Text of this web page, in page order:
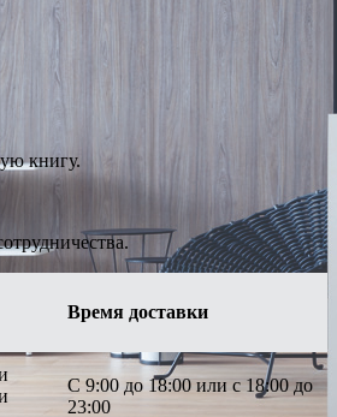
книгу.
Время доставки
С 9:00 до 18:00 или с 18:00 до
23:00